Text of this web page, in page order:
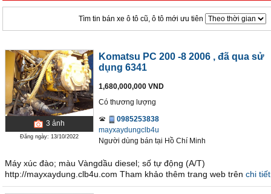
Tìm tin bán xe ô tô cũ, ô tô mới ưu tiên
3 ảnh
Đăng ngày: 13/10/2022
Komatsu PC 200 -8 2006 , đã qua sử
dụng 6341
1,680,000,000 VND
Có thương lượng
0985253838
mayxaydungclb4u
Người dùng bán tại Hồ Chí Minh
Máy xúc đào; màu Vàngdầu diesel; số tự động (A/T)
http://mayxaydung.clb4u.com Tham khảo thêm trang web trên chi tiết